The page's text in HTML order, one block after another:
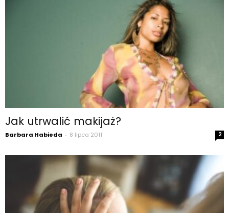
Jak utrwalić makijaż?
Barbara Habieda - 8 lipca 2011 2